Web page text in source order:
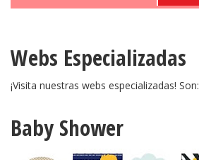
Webs Especializadas
¡Visita nuestras webs especializadas! Son:
Baby Shower